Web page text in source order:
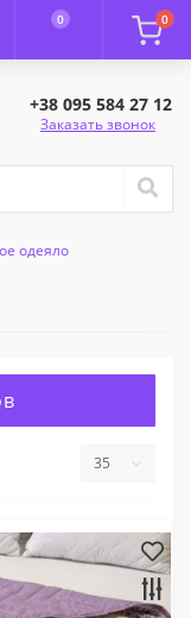
0 0
+38 095 584 27 12
Заказать звонок
одеяло